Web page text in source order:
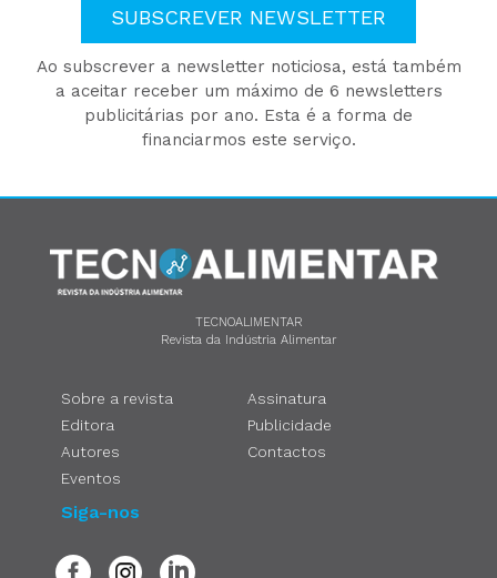
SUBSCREVER NEWSLETTER
Ao subscrever a newsletter noticiosa, está também
a aceitar receber um máximo de 6 newsletters
publicitárias por ano. Esta é a forma de
financiarmos este serviço.
TECNOALIMENTAR
Revista da Indústria Alimentar
Sobre a revista
Editora
Autores
Eventos
Assinatura
Publicidade
Contactos
Siga-nos